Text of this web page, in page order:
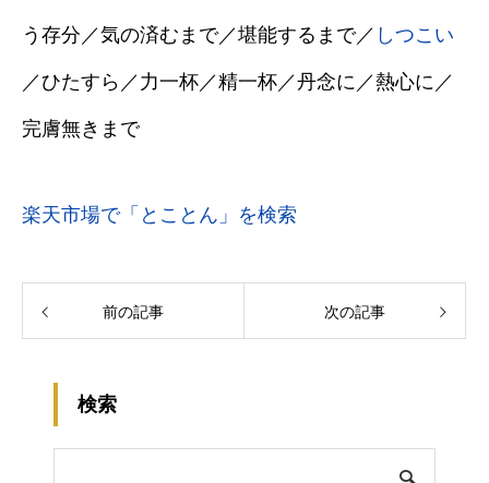
う存分／気の済むまで／堪能するまで／ しつこい
／ひたすら／力一杯／精一杯／丹念に／熱心に／
完膚無きまで
楽天市場で「とことん」を検索
前の記事 次の記事
検索